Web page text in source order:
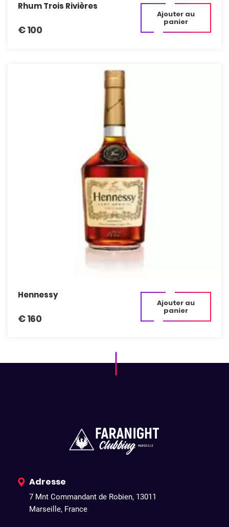
Rhum Trois Rivières
€100
Ajouter au
panier
Hennessy
€160
Ajouter au
panier
Adresse
7 Mnt Commandant de Robien, 13011
Marseille, France